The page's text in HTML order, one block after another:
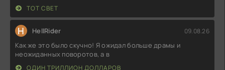
ТОТ СВЕТ
H HellRider 09.08.26
Как же это было скучно! Я ожидал больше драмы и
неожиданных поворотов, а в
ОДИН ТРИЛЛИОН ДОЛЛАРОВ